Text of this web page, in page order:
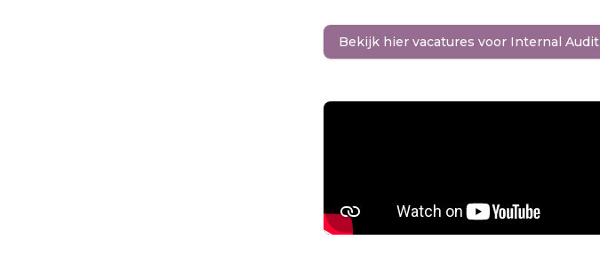
Bekijk hier vacatures voor Internal Audit